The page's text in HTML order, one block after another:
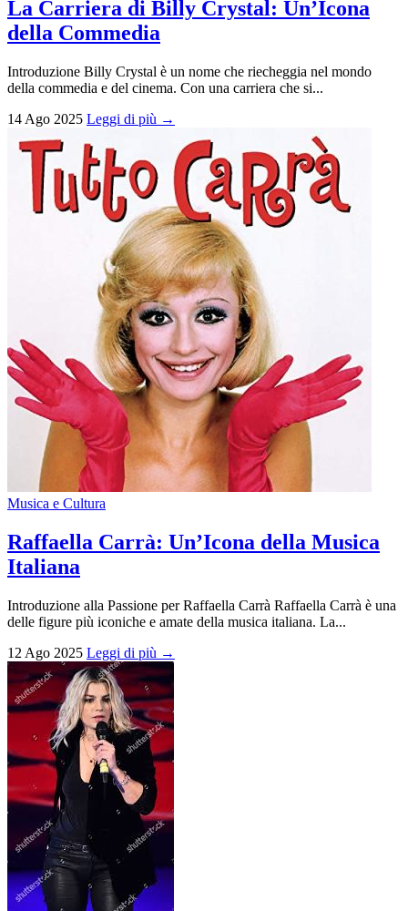
La Carriera di Billy Crystal: Un’Icona
della Commedia
Introduzione Billy Crystal è un nome che riecheggia nel mondo
della commedia e del cinema. Con una carriera che si...
14 Ago 2025 Leggi di più →
Musica e Cultura
Raffaella Carrà: Un’Icona della Musica
Italiana
Introduzione alla Passione per Raffaella Carrà Raffaella Carrà è una
delle figure più iconiche e amate della musica italiana. La...
12 Ago 2025 Leggi di più →